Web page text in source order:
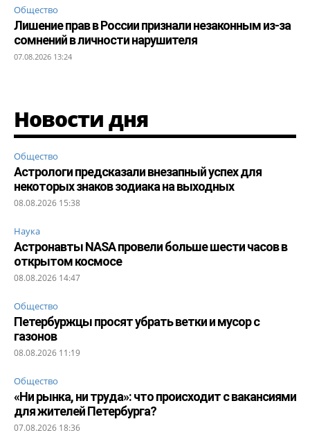
Общество
Лишение прав в России признали незаконным из-за
сомнений в личности нарушителя
07.08.2026 13:24
Новости дня
Общество
Астрологи предсказали внезапный успех для
некоторых знаков зодиака на выходных
08.08.2026 15:38
Наука
Астронавты NASA провели больше шести часов в
открытом космосе
08.08.2026 14:47
Общество
Петербуржцы просят убрать ветки и мусор с
газонов
08.08.2026 11:19
Общество
«Ни рынка, ни труда»: что происходит с вакансиями
для жителей Петербурга?
07.08.2026 18:36